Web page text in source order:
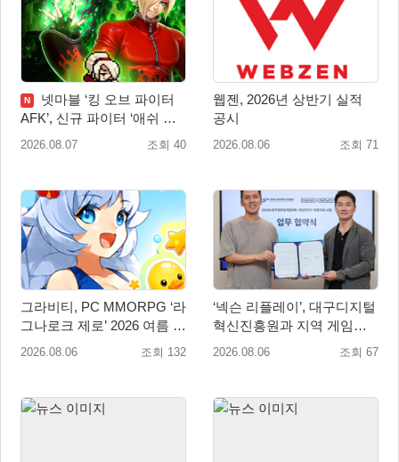
N
넷마블 ‘킹 오브 파이터
AFK’, 신규 파이터 ‘애쉬 크
림존’ 업데이트
2026.08.07 조회 40
웹젠, 2026년 상반기 실적
공시
2026.08.06 조회 71
그라비티, PC MMORPG ‘라
그나로크 제로’ 2026 여름 프
로모션 진행!
2026.08.06 조회 132
‘넥슨 리플레이’, 대구디지털
혁신진흥원과 지역 게임산
업 육성 위한 업무협약 체결
2026.08.06 조회 67